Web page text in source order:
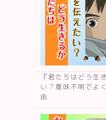
『君たちはどう生
い？意味不明でよ
由